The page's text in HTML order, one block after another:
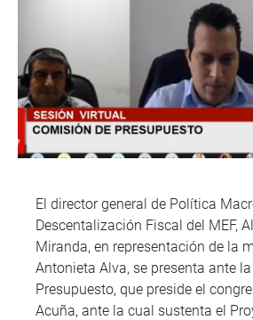
El director general de Política
Descentalización Fiscal del MEF,
Miranda, en representación de la
Antonieta Alva, se presenta ante
Presupuesto, que preside el
Acuña, ante la cual sustenta el